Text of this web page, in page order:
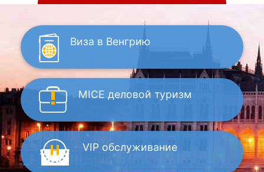
Виза в Венгрию
MICE деловой туризм
VIP обслуживание